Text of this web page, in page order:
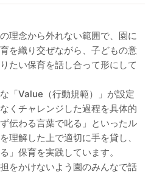
理念から外れない範囲で、園に
を織り交ぜながら、子どもの意
たい保育を話し合って形にして
「Value（行動規範）」が設定
くチャレンジした過程を具体的
伝わる言葉で叱る」といったル
理解した上で適切に手を貸し、
」保育を実践しています。
をかけないよう園のみんなで話